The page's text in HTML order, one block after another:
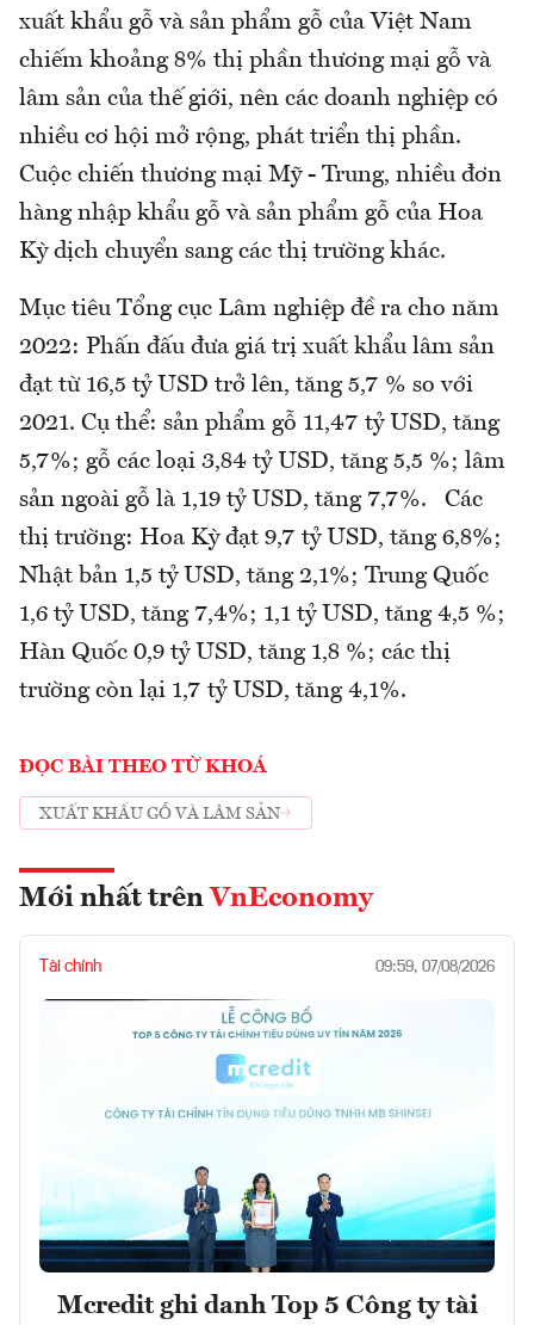
xuất khẩu gỗ và sản phẩm gỗ của Việt Nam
chiếm khoảng 8% thị phần thương mại gỗ và
lâm sản của thế giới, nên các doanh nghiệp có
nhiều cơ hội mở rộng, phát triển thị phần.
Cuộc chiến thương mại Mỹ - Trung, nhiều đơn
hàng nhập khẩu gỗ và sản phẩm gỗ của Hoa
Kỳ dịch chuyển sang các thị trường khác.
Mục tiêu Tổng cục Lâm nghiệp đề ra cho năm
2022: Phấn đấu đưa giá trị xuất khẩu lâm sản
đạt từ 16,5 tỷ USD trở lên, tăng 5,7 % so với
2021. Cụ thể: sản phẩm gỗ 11,47 tỷ USD, tăng
5,7%; gỗ các loại 3,84 tỷ USD, tăng 5,5 %; lâm
sản ngoài gỗ là 1,19 tỷ USD, tăng 7,7%. Các
thị trường: Hoa Kỳ đạt 9,7 tỷ USD, tăng 6,8%;
Nhật bản 1,5 tỷ USD, tăng 2,1%; Trung Quốc
1,6 tỷ USD, tăng 7,4%; 1,1 tỷ USD, tăng 4,5 %;
Hàn Quốc 0,9 tỷ USD, tăng 1,8 %; các thị
trường còn lại 1,7 tỷ USD, tăng 4,1%.
ĐỌC BÀI THEO TỪ KHOÁ
XUẤT KHẨU GỖ VÀ LÂM SẢN
Mới nhất trên VnEconomy
Tài chính 09:59, 07/08/2026
Mcredit ghi danh Top 5 Công ty tài